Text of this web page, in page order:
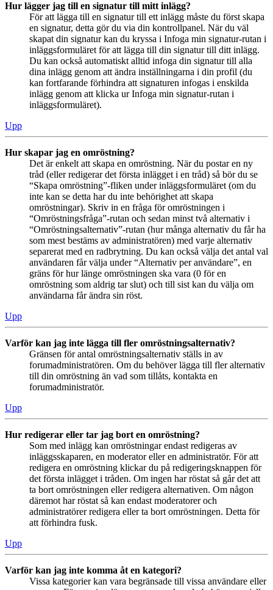
Hur lägger jag till en signatur till mitt inlägg?
För att lägga till en signatur till ett inlägg måste du först skapa
en signatur, detta gör du via din kontrollpanel. När du väl
skapat din signatur kan du kryssa i Infoga min signatur-rutan i
inläggsformuläret för att lägga till din signatur till ditt inlägg.
Du kan också automatiskt alltid infoga din signatur till alla
dina inlägg genom att ändra inställningarna i din profil (du
kan fortfarande förhindra att signaturen infogas i enskilda
inlägg genom att klicka ur Infoga min signatur-rutan i
inläggsformuläret).
Upp
Hur skapar jag en omröstning?
Det är enkelt att skapa en omröstning. När du postar en ny
tråd (eller redigerar det första inlägget i en tråd) så bör du se
“Skapa omröstning”-fliken under inläggsformuläret (om du
inte kan se detta har du inte behörighet att skapa
omröstningar). Skriv in en fråga för omröstningen i
“Omröstningsfråga”-rutan och sedan minst två alternativ i
“Omröstningsalternativ”-rutan (hur många alternativ du får ha
som mest bestäms av administratören) med varje alternativ
separerat med en radbrytning. Du kan också välja det antal val
användaren får välja under “Alternativ per användare”, en
gräns för hur länge omröstningen ska vara (0 för en
omröstning som aldrig tar slut) och till sist kan du välja om
användarna får ändra sin röst.
Upp
Varför kan jag inte lägga till fler omröstningsalternativ?
Gränsen för antal omröstningsalternativ ställs in av
forumadministratören. Om du behöver lägga till fler alternativ
till din omröstning än vad som tillåts, kontakta en
forumadministratör.
Upp
Hur redigerar eller tar jag bort en omröstning?
Som med inlägg kan omröstningar endast redigeras av
inläggsskaparen, en moderator eller en administratör. För att
redigera en omröstning klickar du på redigeringsknappen för
det första inlägget i tråden. Om ingen har röstat så går det att
ta bort omröstningen eller redigera alternativen. Om någon
däremot har röstat så kan endast moderatorer och
administratörer redigera eller ta bort omröstningen. Detta för
att förhindra fusk.
Upp
Varför kan jag inte komma åt en kategori?
Vissa kategorier kan vara begränsade till vissa användare eller